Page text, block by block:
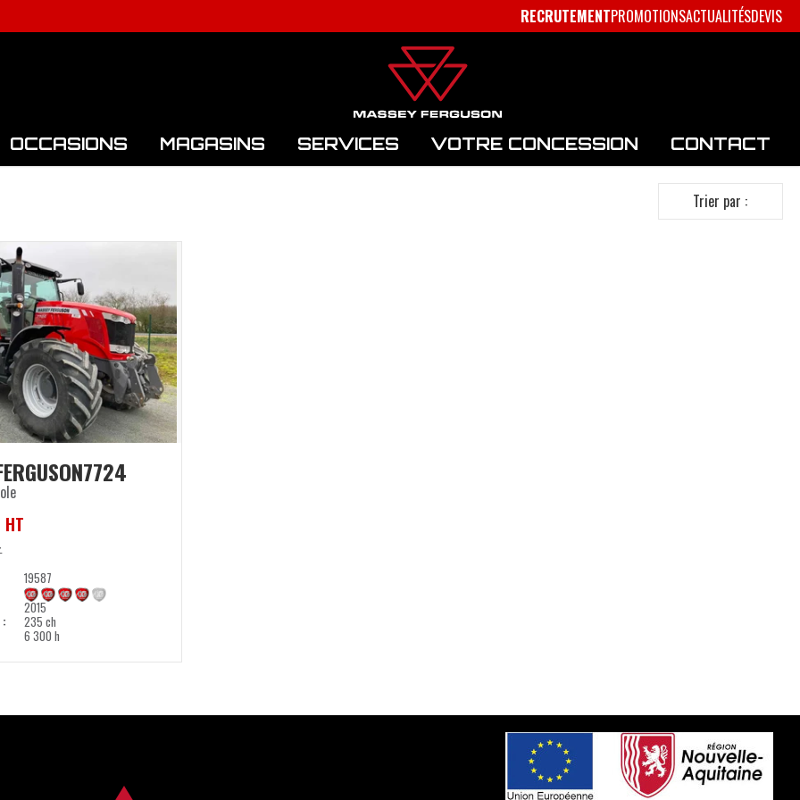
RECRUTEMENTPROMOTIONSACTUALITÉSDEVIS
OCCASIONS MAGASINS SERVICES VOTRE CONCESSION CONTACT
Trier par :
7724
19587
2015
235 ch
6 300 h
HT